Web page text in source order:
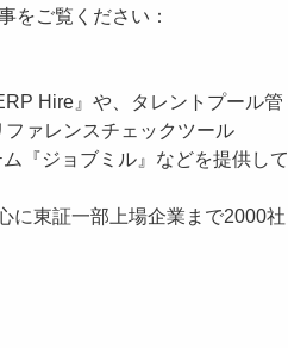
をご覧ください：
Hire』や、タレントプール管
ァレンスチェックツール
『ジョブミル』などを提供して
に東証一部上場企業まで2000社